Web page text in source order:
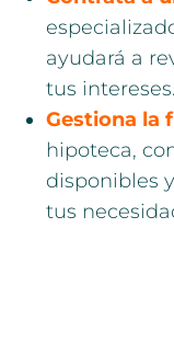
ayudará a
tus intereses.
Gestiona la
hipoteca,
disponibles
tus